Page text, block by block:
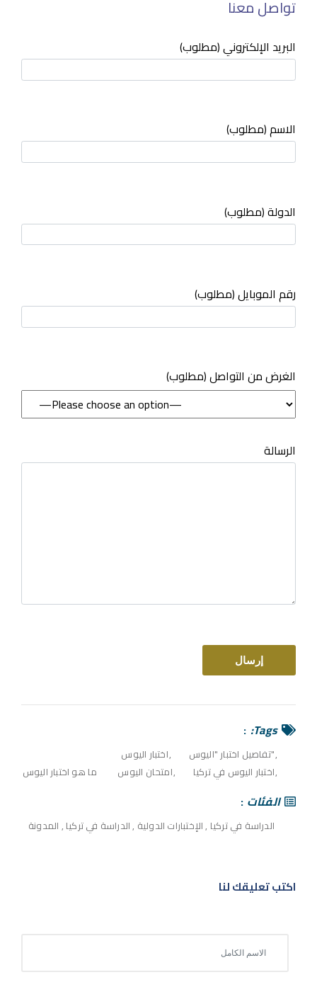
تواصل معنا
البريد الإلكتروني (مطلوب)
الاسم (مطلوب)
الدولة (مطلوب)
رقم الموبايل (مطلوب)
(مطلوب) الغرض من التواصل
الرسالة
Tags:
"تفاصيل اختبار "اليوس
اختبار اليوس
اختبار اليوس في تركيا
امتحان اليوس ما هو اختبار اليوس
الفئات
الدراسة في تركيا ,الإختبارات الدولية ,الدراسة في تركيا , المدونة
اكتب تعليقك لنا